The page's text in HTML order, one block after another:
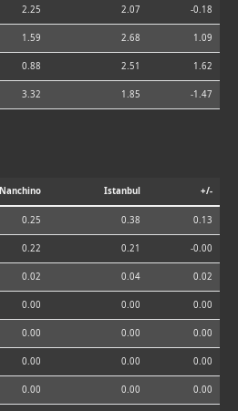
2.25 2.07 -0.18
1.59 2.68 1.09
0.88 2.51 1.62
3.32 1.85 -1.47
Nanchino Istanbul +/-
0.25 0.38 0.13
0.22 0.21 -0.00
0.02 0.04 0.02
0.00 0.00 0.00
0.00 0.00 0.00
0.00 0.00 0.00
0.00 0.00 0.00